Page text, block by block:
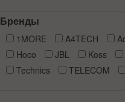
Бренды
1MORE A4TECH
Hoco
JBL Koss
Technics
TELECOM